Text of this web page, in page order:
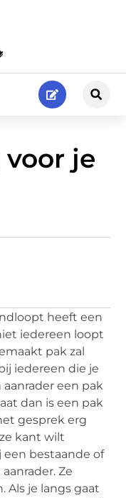
je
heeft een
iedereen loopt
pak zal
iedereen die je
een pak
dan is een pak
gesprek erg
kant wilt
een bestaande of
Ze
Als je langs gaat